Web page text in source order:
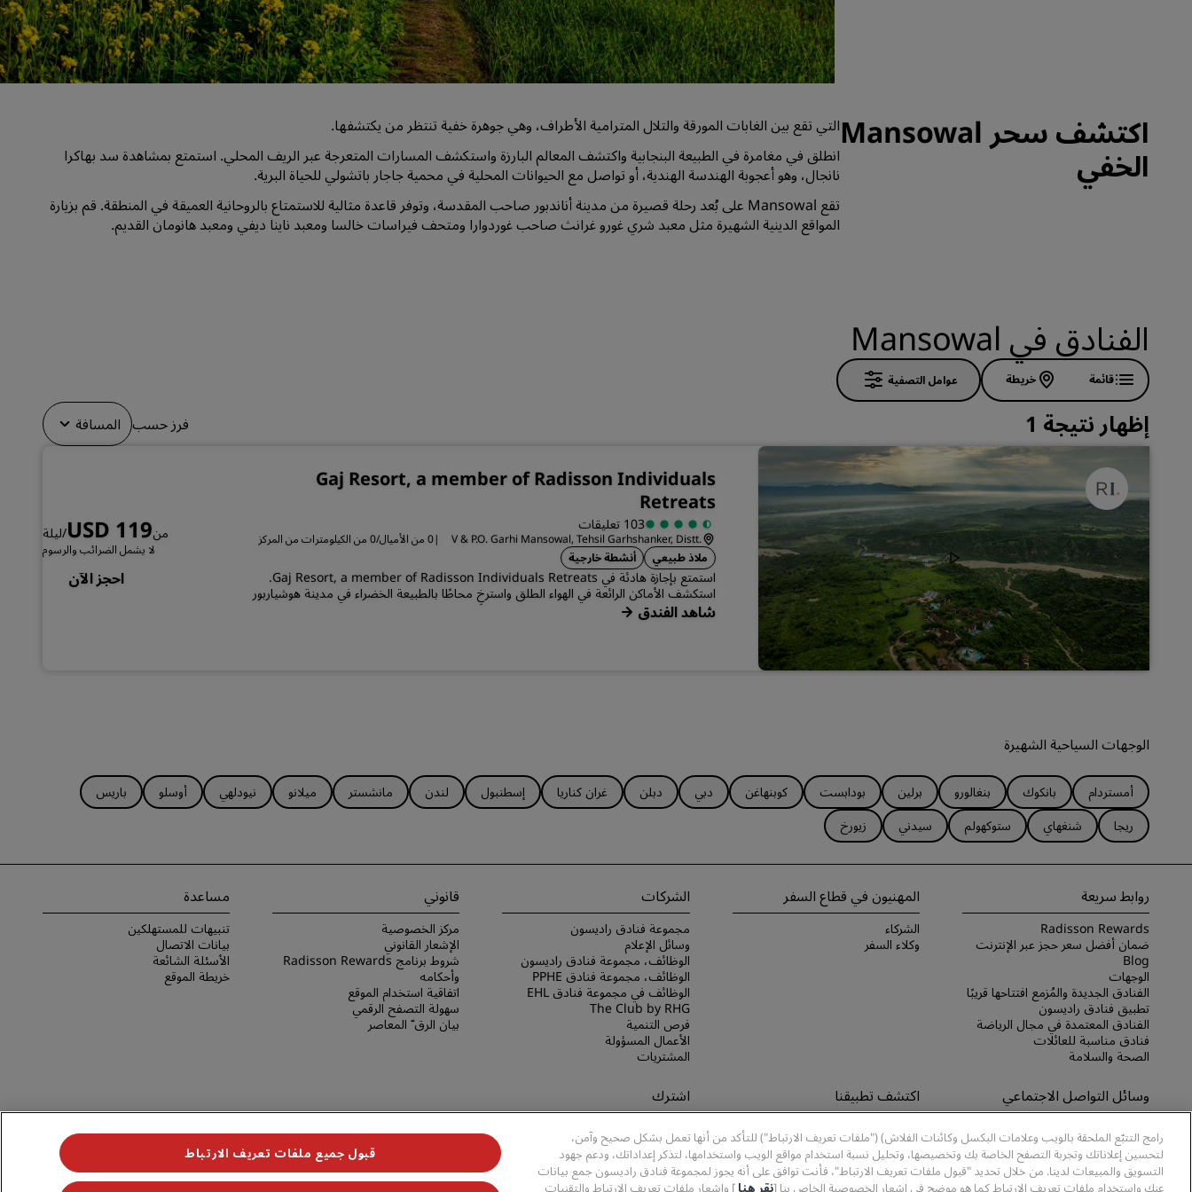
اطلب عرض أسعار
وجهات الفعاليات
حلول الصناعة
البحث عن الرحلات
البحث عن الرحلات
تناول الطعام
قاعات الزفاف
إقامات مستدامة
إقامات الفرق الرياضية
تفضل بزيارة مدونتنا
Radisson Rewards
اكتشف سحر Mansowal
الخفي
التي تقع بين الغابات المورقة والتلال المترامية الأطراف، وهي جوهرة خفية تنتظر من يكتشفها.
انطلق في مغامرة في الطبيعة البنجابية واكتشف المعالم البارزة واستكشف المسارات المتعرجة عبر الريف المحلي. استمتع بمشاهدة سد بهاكرا
نانجال، وهو أعجوبة الهندسة الهندية، أو تواصل مع الحيوانات المحلية في محمية جاجار باتشولي للحياة البرية.
تقع Mansowal على بُعد رحلة قصيرة من مدينة أناندبور صاحب المقدسة، وتوفر قاعدة مثالية للاستمتاع بالروحانية العميقة في المنطقة. قم بزيارة
المواقع الدينية الشهيرة مثل معبد شري غورو غرانث صاحب غوردوارا ومتحف فيراسات خالسا ومعبد ناينا ديفي ومعبد هانومان القديم.
الفنادق في Mansowal
قائمة خريطة عوامل التصفية
إظهار نتيجة 1 فرز حسب المسافة
Gaj Resort, a member of Radisson Individuals
Retreats
103 تعليقات
V & P.O. Garhi Mansowal, Tehsil Garhshanker, Distt.
Hoshiarpur
|
0 من الأميال/0 من الكيلومترات من المركز
ملاذ طبيعي أنشطة خارجية
استمتع بإجازة هادئة في Gaj Resort, a member of Radisson Individuals Retreats.
استكشف الأماكن الرائعة في الهواء الطلق واسترخِ محاطًا بالطبيعة الخضراء في مدينة هوشياربور
شاهد الفندق
منUSD 119/ليلة
لا يشمل الضرائب والرسوم
احجز الآن
الوجهات السياحية الشهيرة
أمستردام بانكوك بنغالورو برلين بودابست كوبنهاغن دبي دبلن غران كناريا إسطنبول لندن مانشستر ميلانو نيودلهي أوسلو
باريس
ريجا
شنغهاي ستوكهولم سيدني زيورخ
روابط سريعة
Radisson Rewards
ضمان أفضل سعر حجز عبر الإنترنت
Blog
الوجهات
الفنادق الجديدة والمُزمع افتتاحها قريبًا
تطبيق فنادق راديسون
الفنادق المعتمدة في مجال الرياضة
فنادق مناسبة للعائلات
الصحة والسلامة
المهنيون في قطاع السفر
الشركاء
وكلاء السفر
الشركات
مجموعة فنادق راديسون
وسائل الإعلام
الوظائف، مجموعة فنادق راديسون
الوظائف، مجموعة فنادق PPHE
الوظائف في مجموعة فنادق EHL
The Club by RHG
فرص التنمية
الأعمال المسؤولة
المشتريات
قانوني
مركز الخصوصية
الإشعار القانوني
شروط برنامج Radisson Rewards
وأحكامه
اتفاقية استخدام الموقع
سهولة التصفح الرقمي
بيان الرق ّ المعاصر
مساعدة
تنبيهات للمستهلكين
بيانات الاتصال
الأسئلة الشائعة
خريطة الموقع
وسائل التواصل الاجتماعي اكتشف تطبيقنا اشترك
عروضنا
رامج التتبّع الملحقة بالويب وعلامات البكسل وكائنات الفلاش) ("ملفات تعريف الارتباط") للتأكد من أنها تعمل بشكل صحيح وآمن،
لتحسين إعلاناتك وتجربة التصفح الخاصة بك وتخصيصها، وتحليل نسبة استخدام مواقع الويب واستخدامها، لتذكر إعداداتك، ودعم جهود
التسويق والمبيعات لدينا. من خلال تحديد "قبول ملفات تعريف الارتباط"، فأنت توافق على أنه يجوز لمجموعة فنادق راديسون جمع بيانات
عنك واستخدام ملفات تعريف الارتباط كما هو موضح في إشعار الخصوصية الخاص بنا [نقر هنا ] وإشعار ملفات تعريف الارتباط والتقنيات
قبول جميع ملفات تعريف الارتباط